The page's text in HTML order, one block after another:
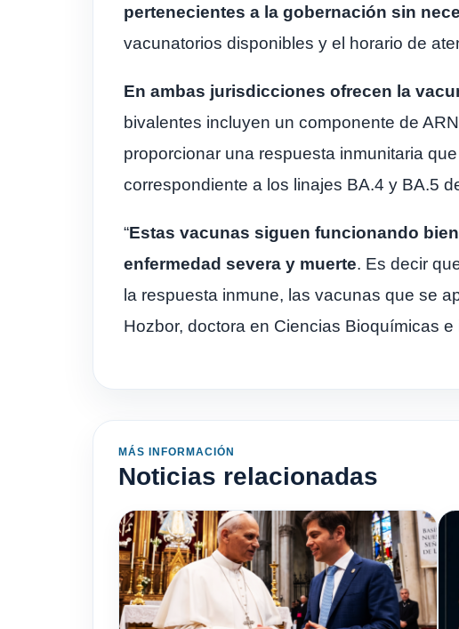
pertenecientes a la gobernación sin
vacunatorios disponibles y el horario de
En ambas jurisdicciones ofrecen la
bivalentes incluyen un componente de
proporcionar una respuesta inmunitaria
correspondiente a los linajes BA.4 y BA.5
“Estas vacunas siguen funcionando
enfermedad severa y muerte. Es decir
la respuesta inmune, las vacunas que se
Hozbor, doctora en Ciencias Bioquímicas
MÁS INFORMACIÓN
Noticias relacionadas